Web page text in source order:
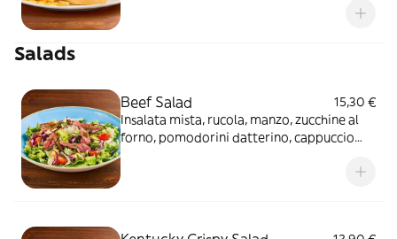
insalata iceberg, servito con patate* Fries e
Salads
Beef Salad
15,30 €
Insalata mista, rucola, manzo, zucchine al
forno, pomodorini datterino, cappuccio